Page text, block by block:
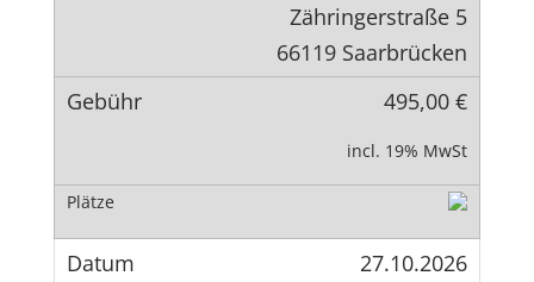
Zähringerstraße 5
66119 Saarbrücken
495,00 €
incl. 19% MwSt
27.10.2026